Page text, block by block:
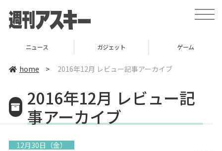
toggle
ニュース ガジェット ゲーム
home > 2016年12月 レビュー記事アーカイブ
2016年12月 レビュー記
事アーカイブ
12月30日（金）